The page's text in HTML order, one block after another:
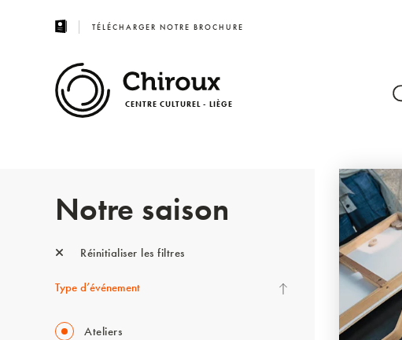
TÉLÉCHARGER NOTRE BROCHURE
CENTRE CULTUREL - LIÈGE
Notre saison
Réinitialiser les filtres
Type d’événement
Ateliers